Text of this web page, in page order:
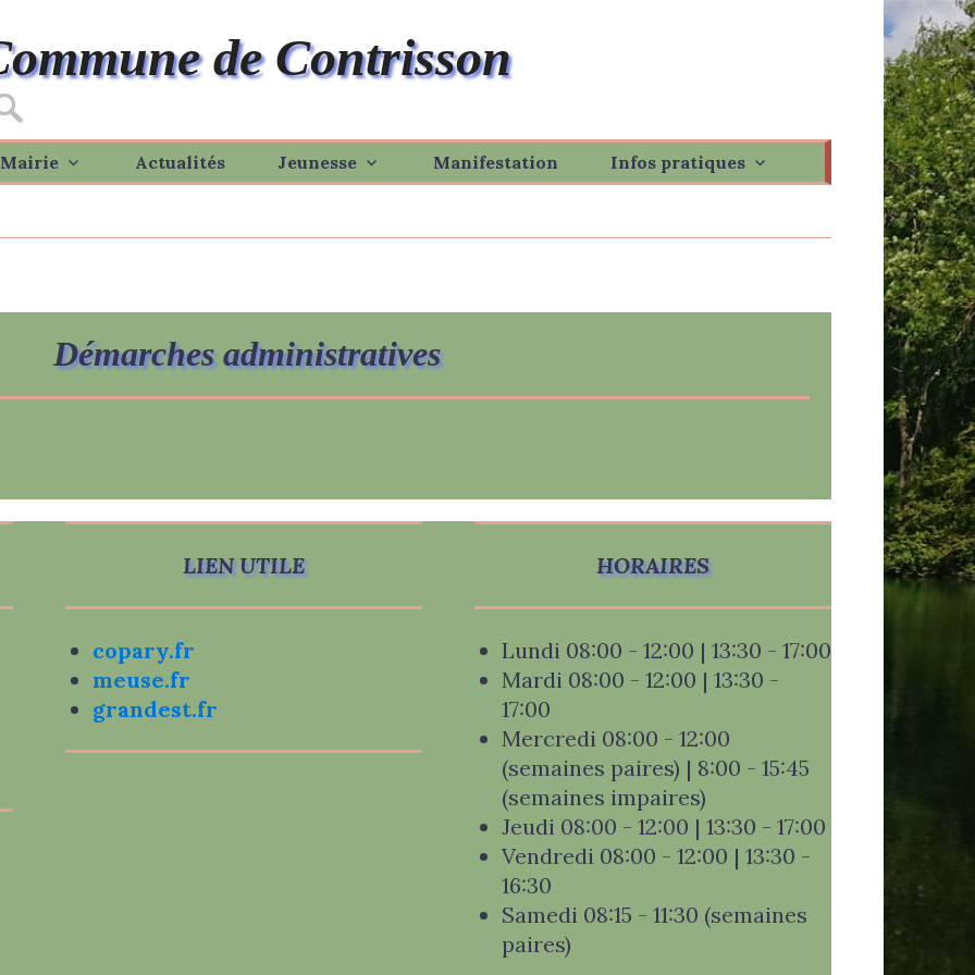
de Contrisson
Mairie Actualités Jeunesse Manifestation Infos pratiques
Démarches administratives
LIEN UTILE
copary.fr
meuse.fr
grandest.fr
HORAIRES
Lundi 08:00 - 12:00 | 13:30 - 17:00
Mardi 08:00 - 12:00 | 13:30 -
17:00
Mercredi 08:00 - 12:00
(semaines paires) | 8:00 - 15:45
(semaines impaires)
Jeudi 08:00 - 12:00 | 13:30 - 17:00
Vendredi 08:00 - 12:00 | 13:30 -
16:30
Samedi 08:15 - 11:30 (semaines
paires)